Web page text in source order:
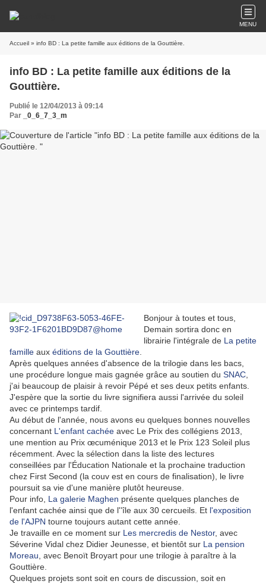
MENU
Accueil » info BD : La petite famille aux éditions de la Gouttière.
info BD : La petite famille aux éditions de la
Gouttière.
Publié le 12/04/2013 à 09:14
Par
_0_6_7_3_m
Bonjour à toutes et tous,
Demain sortira donc en
librairie l'intégrale de La petite
famille aux éditions de la Gouttière
Après quelques années d'absence de la trilogie dans les bacs,
une procédure longue mais gagnée grâce au soutien du SNAC
j'ai beaucoup de plaisir à revoir Pépé et ses deux petits enfants.
J'espère que la sortie du livre signifiera aussi l'arrivée du soleil
avec ce printemps tardif.
Au début de l'année, nous avons eu quelques bonnes nouvelles
concernant L'enfant cachée avec Le Prix des collégiens 2013,
une mention au Prix œcuménique 2013 et le Prix 123 Soleil plus
récemment. Avec la sélection dans la liste des lectures
conseillées par l'Éducation Nationale et la prochaine traduction
chez First Second (la couv est en cours de finalisation), le livre
poursuit sa vie d'une manière plutôt heureuse.
Pour info, La galerie Maghen présente quelques planches de
l'enfant cachée ainsi que de l''île aux 30 cercueils. Et l'exposition
de l'AJPN tourne toujours autant cette année.
Je travaille en ce moment sur Les mercredis de Nestor, avec
Séverine Vidal chez Didier Jeunesse, et bientôt sur La pension
Moreau , avec Benoït Broyart pour une trilogie à paraître à la
Gouttière.
Quelques projets sont soit en cours de discussion, soit en